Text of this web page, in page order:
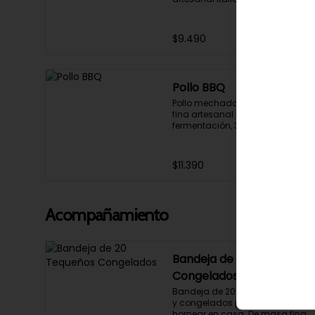
$9.490
Pollo BBQ
Pollo mechado y Cebolla. Masa
fina artesanal italiana de larga
fermentación, 32cm con salsa
$11.390
Acompañamiento
Bandeja de 20 Tequeños
Congelados
Bandeja de 20 tequeños crudos
y congelados para freir u